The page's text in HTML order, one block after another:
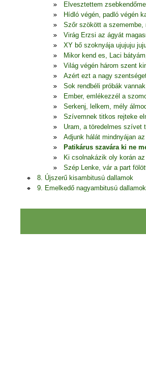
Elvesztettem
Hídló végén, padló végén
Szőr szökött a szemembe,
Virág Erzsi az ágyát
XY bő szoknyája ujujuju
Mikor kend es, Laci
Világ végén három szent
Azért ezt a nagy
Sok rendbéli próbák
Ember, emlékezzél a
Serkenj, lelkem, mély
Szívemnek titkos rejteke
Uram, a töredelmes szívet
Adjunk hálát mindnyájan
Patikárus szavára ki ne
Ki csolnakázik oly korán
Szép Lenke, vár a part
8. Újszerű kisambitusú dallamok
9. Emelkedő nagyambitusú dallamok